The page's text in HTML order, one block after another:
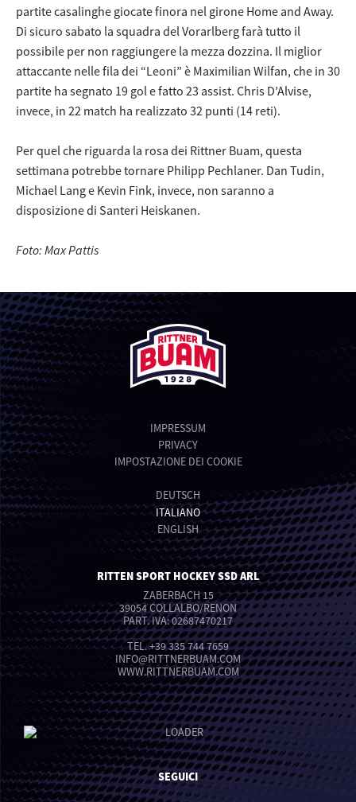
partite casalinghe giocate finora nel girone Home and Away.
Di sicuro sabato la squadra del Vorarlberg farà tutto il
possibile per non raggiungere la mezza dozzina. Il miglior
attaccante nelle fila dei “Leoni” è Maximilian Wilfan, che in 30
partite ha segnato 19 gol e fatto 23 assist. Chris D’Alvise,
invece, in 22 match ha realizzato 32 punti (14 reti).
Per quel che riguarda la rosa dei Rittner Buam, questa
settimana potrebbe tornare Philipp Pechlaner. Dan Tudin,
Michael Lang e Kevin Fink, invece, non saranno a
disposizione di Santeri Heiskanen.
Foto: Max Pattis
IMPRESSUM
PRIVACY
IMPOSTAZIONE DEI COOKIE
DEUTSCH
ITALIANO
ENGLISH
RITTEN SPORT HOCKEY SSD ARL
ZABERBACH 15
39054 COLLALBO/RENON
PART. IVA: 02687470217
TEL.+39 335 744 7659
INFO@RITTNERBUAM.COM
WWW.RITTNERBUAM.COM
SEGUICI